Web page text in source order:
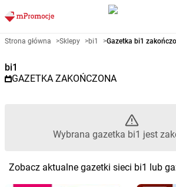
Gazetka
Strona główna >Sklepy >bi1 >Gazetka bi1
bi1
GAZETKA ZAKOŃCZONA
Wybrana gazetka bi1 jest
Zobacz aktualne gazetki sieci bi1 lub